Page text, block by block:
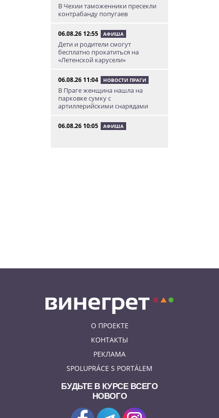
В Чехии таможенники пресекли
контрабанду попугаев
06.08.26 12:55 АФИША
Дети и родители смогут
бесплатно прокатиться на
«Летенской карусели»
06.08.26 11:04 НОВОСТИ ПРАГИ
В Праге женщина нашла на
парковке сумку с
артиллерийскими снарядами
06.08.26 10:05 АФИША
О ПРОЕКТЕ
КОНТАКТЫ
РЕКЛАМА
SPOLUPRÁCE S PORTÁLEM
БУДЬТЕ В КУРСЕ ВСЕГО
НОВОГО